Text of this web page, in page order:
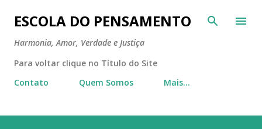
Pular para o conteúdo principal
ESCOLA DO PENSAMENTO
Harmonia, Amor, Verdade e Justiça
Para voltar clique no Título do Site
Contato
Quem Somos Mais…